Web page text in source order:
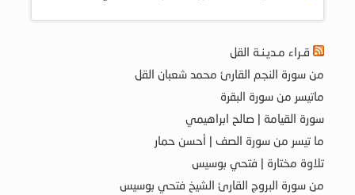
قـراء مـديـنـة القل
من سورة النجم القارئ محمد شعبان القل
ماتيسر من سورة البقرة
سورة القيامة | صالح ابراهيمي
ما تيسر من سورة الصف | أحسن حمار
تلاوة مختارة | فتحي بوسيس
من سورة البروج القارئ الشيخ فتحي بوسيس